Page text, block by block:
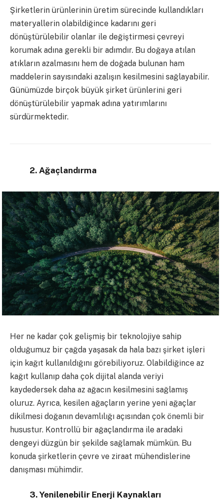
Şirketlerin ürünlerinin üretim sürecinde kullandıkları
materyallerin olabildiğince kadarını geri
dönüştürülebilir olanlar ile değiştirmesi çevreyi
korumak adına gerekli bir adımdır. Bu doğaya atılan
atıkların azalmasını hem de doğada bulunan ham
maddelerin sayısındaki azalışın kesilmesini sağlayabilir.
Günümüzde birçok büyük şirket ürünlerini geri
dönüştürülebilir yapmak adına yatırımlarını
sürdürmektedir.
2. Ağaçlandırma
Her ne kadar çok gelişmiş bir teknolojiye sahip
olduğumuz bir çağda yaşasak da hala bazı şirket işleri
için kağıt kullanıldığını görebiliyoruz. Olabildiğince az
kağıt kullanıp daha çok dijital alanda veriyi
kaydedersek daha az ağacın kesilmesini sağlamış
oluruz. Ayrıca, kesilen ağaçların yerine yeni ağaçlar
dikilmesi doğanın devamlılığı açısından çok önemli bir
husustur. Kontrollü bir ağaçlandırma ile aradaki
dengeyi düzgün bir şekilde sağlamak mümkün. Bu
konuda şirketlerin çevre ve ziraat mühendislerine
danışması mühimdir.
3. Yenilenebilir Enerji Kaynakları